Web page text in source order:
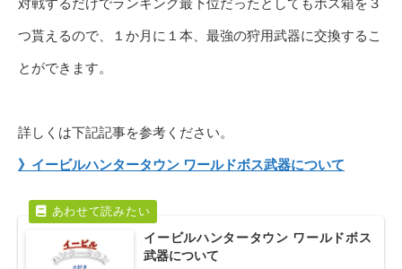
対戦するだけでランキング最下位だったとしてもボス箱を３
つ貰えるので、１か月に１本、最強の狩用武器に交換するこ
とができます。
詳しくは下記記事を参考ください。
》イービルハンタータウン ワールドボス武器について
イービルハンタータウン ワールドボス
武器について